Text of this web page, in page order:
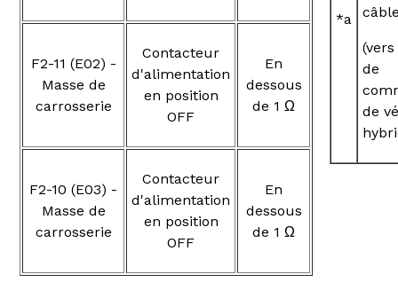
F2-11 (E02) -
Masse de
carrosserie
Contacteur
d'alimentation
en position
OFF
En
dessous
de 1 Ω
F2-10 (E03) -
Masse de
carrosserie
Contacteur
d'alimentation
en position
OFF
En
dessous
de 1 Ω
*a
de
de